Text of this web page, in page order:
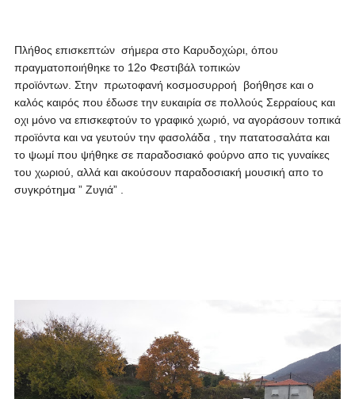
Πλήθος επισκεπτών σήμερα στο Καρυδοχώρι, όπου
πραγματοποιήθηκε το 12ο Φεστιβάλ τοπικών
προϊόντων. Στην πρωτοφανή κοσμοσυρροή βοήθησε και ο
καλός καιρός που έδωσε την ευκαιρία σε πολλούς Σερραίους και
οχι μόνο να επισκεφτούν το γραφικό χωριό, να αγοράσουν τοπικά
προϊόντα και να γευτούν την φασολάδα , την πατατοσαλάτα και
το ψωμί που ψήθηκε σε παραδοσιακό φούρνο απο τις γυναίκες
του χωριού, αλλά και ακούσουν παραδοσιακή μουσική απο το
συγκρότημα ” Ζυγιά” .